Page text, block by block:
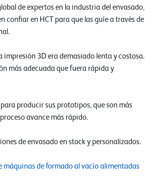
de expertos en la industria del envasado,
confiar en HCT para que las guíe a través de
3D era demasiado lenta y costosa.
más adecuada que fuera rápida y
para producir sus prototipos, que son más
avance más rápido.
de envasado en stock y personalizados.
máquinas de formado al vacío alimentadas